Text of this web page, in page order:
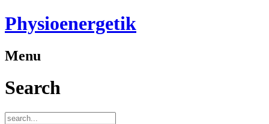
Physioenergetik
Menu
Search